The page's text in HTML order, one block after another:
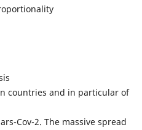
countries and in particular of
Cov-2. The massive spread